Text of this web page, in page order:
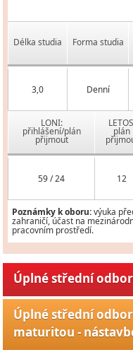
Délka studia Forma studia
3,0 Denní
LONI:
přihlášení/plán
přijmout
plán
59 / 24 12
Poznámky k oboru:výuka
zahraničí, účast na
pracovním prostředí.
Úplné střední
Úplné střední
maturitou -